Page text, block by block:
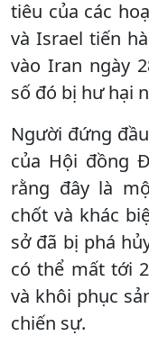
tiêu của các
và Israel tiến
vào Iran ngày
số đó bị hư hại
Người đứng
của Hội đồng
rằng đây là
chốt và khác
sở đã bị phá
có thể mất tới
và khôi phục
chiến sự.